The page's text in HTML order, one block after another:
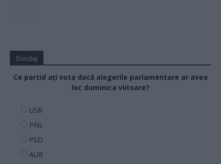
Sondaj
Ce partid ați vota dacă alegerile parlamentare ar avea
loc duminica viitoare?
USR
PNL
PSD
AUR